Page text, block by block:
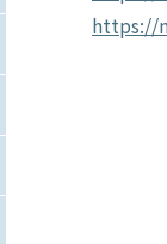
https://